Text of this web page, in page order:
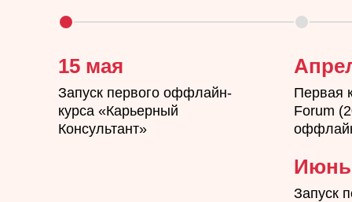
15 мая
Запуск первого оффлайн-
курса «Карьерный
Консультант»
Первая
Forum
Запуск
Июнь